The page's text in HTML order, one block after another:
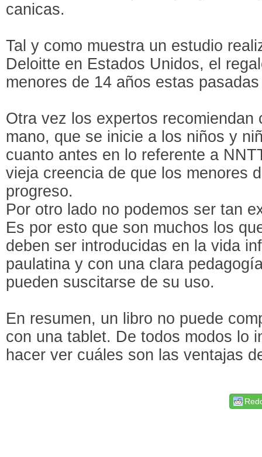
canicas.
Tal y como muestra un estudio
Deloitte en Estados Unidos, el
menores de 14 años estas
Otra vez los expertos recomiendan
mano, que se inicie a los niños y
cuanto antes en lo referente a
vieja creencia de que los menores
progreso.
Por otro lado no podemos ser tan
Es por esto que son muchos los
deben ser introducidas en la vida
paulatina y con una clara
pueden suscitarse de su uso.
En resumen, un libro no puede
con una tablet. De todos modos lo
hacer ver cuáles son las ventajas